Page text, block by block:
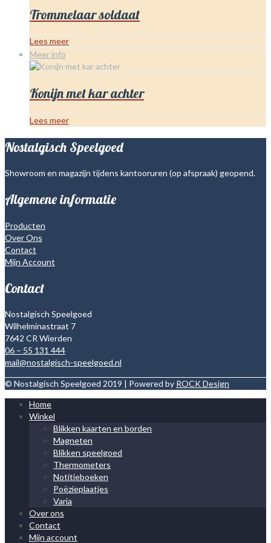
Trommelaar soldaat
Lees meer
Meer info
Konijn met kar achter
Lees meer
Nostalgisch Speelgoed
Showroom en magazijn tijdens kantooruren (op afspraak) geopend.
Algemene informatie
Producten
Over Ons
Contact
Mijn Account
Contact
Nostalgisch Speelgoed
Wilhelminastraat 7
7642 CR Wierden
06 – 55 131 444
mail@nostalgisch-speelgoed.nl
© Nostalgisch Speelgoed 2019 | Powered by ROCK Design
Home
Winkel
Blikken kaarten en borden
Magneten
Blikken speelgoed
Thermometers
Notitieboeken
Poëzieplaatjes
Varia
Over ons
Contact
Mijn account